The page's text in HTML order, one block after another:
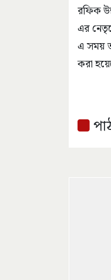
রফিক
এর
এ সময়
করা